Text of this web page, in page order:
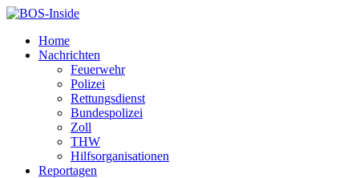
Home
Nachrichten
Feuerwehr
Polizei
Rettungsdienst
Bundespolizei
Zoll
THW
Hilfsorganisationen
Reportagen